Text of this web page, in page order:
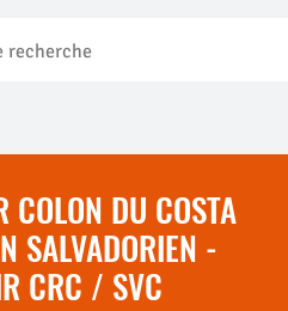
COLON DU COSTA
SALVADORIEN -
CRC / SVC